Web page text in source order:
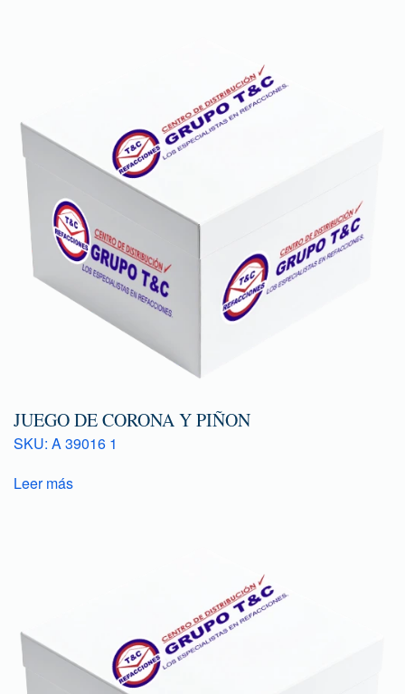
JUEGO DE CORONA Y PIÑON
SKU: A 39016 1
Leer más